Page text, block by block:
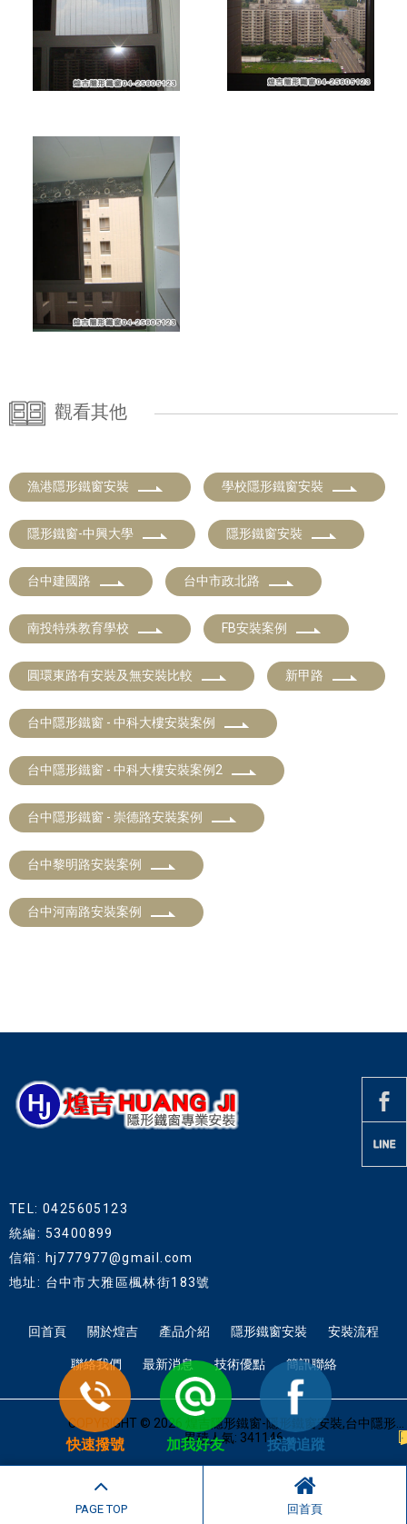
觀看其他
漁港隱形鐵窗安裝 學校隱形鐵窗安裝
隱形鐵窗-中興大學 隱形鐵窗安裝
台中建國路 台中市政北路
南投特殊教育學校 FB安裝案例
圓環東路有安裝及無安裝比較 新甲路
台中隱形鐵窗 - 中科大樓安裝案例
台中隱形鐵窗 - 中科大樓安裝案例2
台中隱形鐵窗 - 崇德路安裝案例
台中黎明路安裝案例
台中河南路安裝案例
PAGE TOP 回首頁
TEL: 0425605123
統編: 53400899
信箱: hj777977@gmail.com
地址: 台中市大雅區楓林街183號
回首頁 關於煌吉 產品介紹 隱形鐵窗安裝 安裝流程
聯絡我們 最新消息 技術優點 簡訊聯絡
累積人氣: 341146按讚追蹤
加我好友
快速撥號